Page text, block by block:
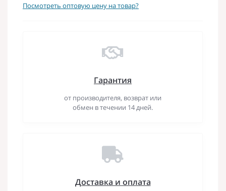
Посмотреть оптовую цену на товар?
Гарантия
от производителя, возврат или
обмен в течении 14 дней.
Доставка и оплата